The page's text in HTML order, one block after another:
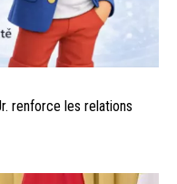
renforce les relations